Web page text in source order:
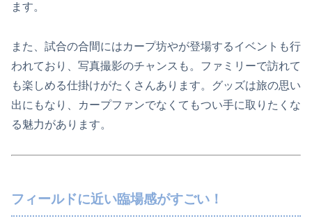
ます。
また、試合の合間にはカープ坊やが登場するイベントも行
われており、写真撮影のチャンスも。ファミリーで訪れて
も楽しめる仕掛けがたくさんあります。グッズは旅の思い
出にもなり、カープファンでなくてもつい手に取りたくな
る魅力があります。
フィールドに近い臨場感がすごい！